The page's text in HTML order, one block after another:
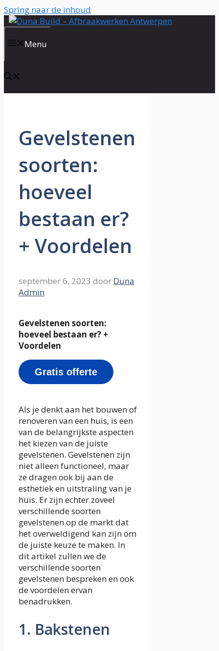
Spring naar de inhoud
Menu
Gevelstenen
soorten:
hoeveel
bestaan er?
+ Voordelen
september 6, 2023 door Duna
Admin
Gevelstenen soorten:
hoeveel bestaan er? +
Voordelen
Gratis offerte
Als je denkt aan het bouwen of
renoveren van een huis, is een
van de belangrijkste aspecten
het kiezen van de juiste
gevelstenen. Gevelstenen zijn
niet alleen functioneel, maar
ze dragen ook bij aan de
esthetiek en uitstraling van je
huis. Er zijn echter zoveel
verschillende soorten
gevelstenen op de markt dat
het overweldigend kan zijn om
de juiste keuze te maken. In
dit artikel zullen we de
verschillende soorten
gevelstenen bespreken en ook
de voordelen ervan
benadrukken.
1. Bakstenen